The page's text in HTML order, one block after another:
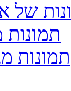
של
תמונות
תמונות